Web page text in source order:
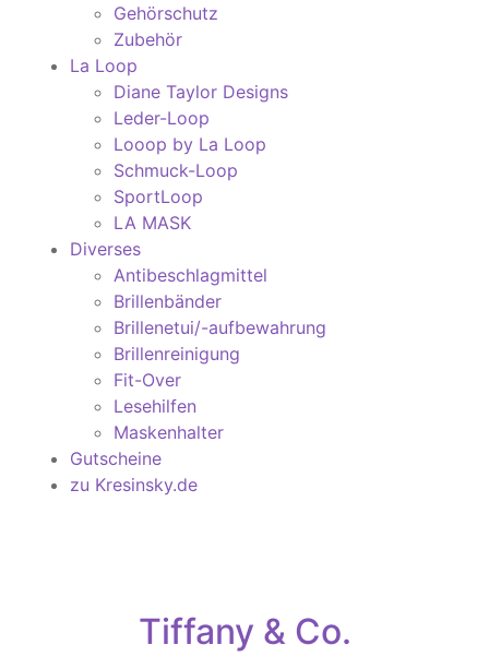
Gehörschutz
Zubehör
La Loop
Diane Taylor Designs
Leder-Loop
Looop by La Loop
Schmuck-Loop
SportLoop
LA MASK
Diverses
Antibeschlagmittel
Brillenbänder
Brillenetui/-aufbewahrung
Brillenreinigung
Fit-Over
Lesehilfen
Maskenhalter
Gutscheine
zu Kresinsky.de
Tiffany & Co.